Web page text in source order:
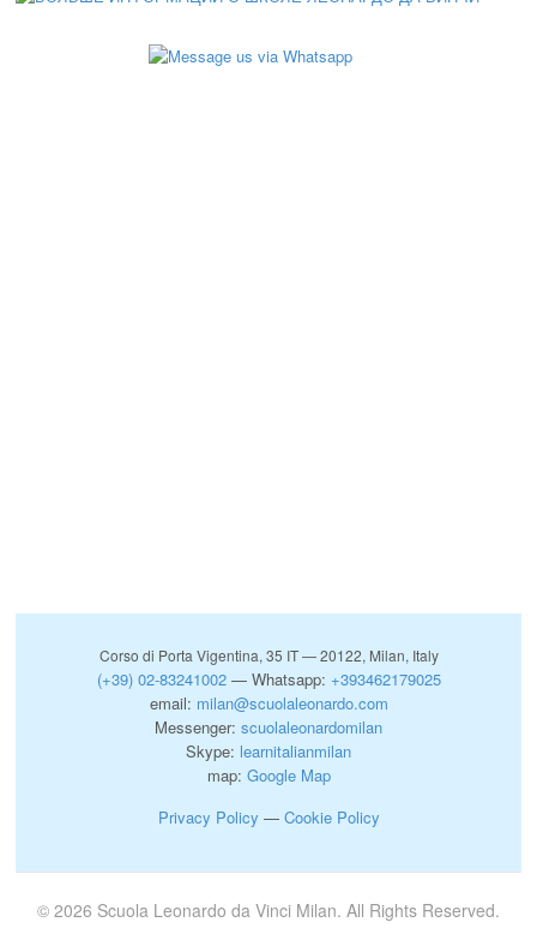
Corso di Porta Vigentina, 35 IT — 20122, Milan, Italy
(+39) 02-83241002— Whatsapp: +393462179025
email: milan@scuolaleonardo.com
Messenger: scuolaleonardomilan
Skype: learnitalianmilan
map: Google Map
Privacy Policy — Cookie Policy
© 2026 Scuola Leonardo da Vinci Milan. All Rights Reserved.